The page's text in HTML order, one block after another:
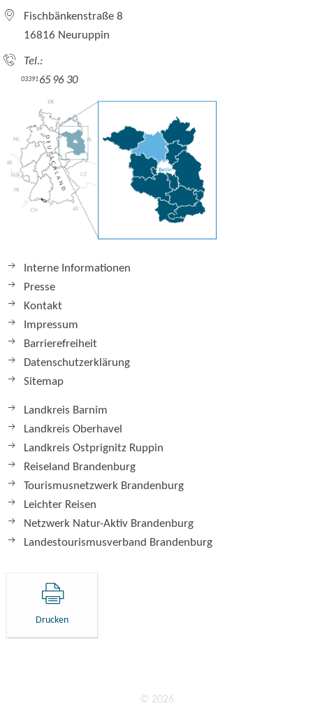
Fischbänkenstraße 8
16816 Neuruppin
Tel.:
0339165 96 30
Interne Informationen
Presse
Kontakt
Impressum
Barrierefreiheit
Datenschutzerklärung
Sitemap
Landkreis Barnim
Landkreis Oberhavel
Landkreis Ostprignitz Ruppin
Reiseland Brandenburg
Tourismusnetzwerk Brandenburg
Leichter Reisen
Netzwerk Natur-Aktiv Brandenburg
Landestourismusverband Brandenburg
Drucken
© 2026